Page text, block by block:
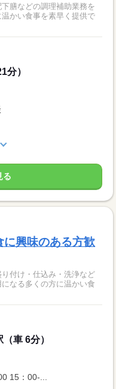
膳などの調理補助業務を
かい食事を素早く提供で
分）
る
に興味のある方歓
付け・仕込み・洗浄など
なる多くの方に温かい食
車 6分）
15：00‐...